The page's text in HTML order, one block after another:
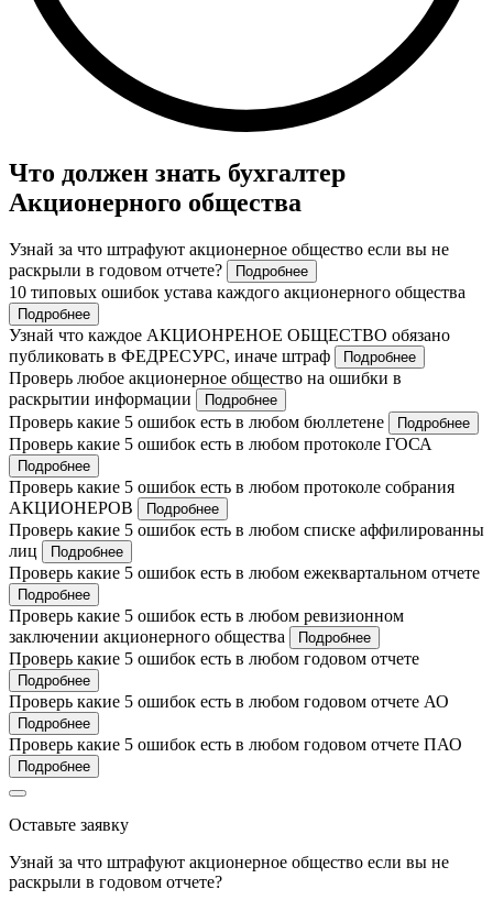
Что должен знать бухгалтер
Акционерного общества
Узнай за что штрафуют акционерное общество если вы не
раскрыли в годовом отчете?
Подробнее
10 типовых ошибок устава каждого акционерного общества
Подробнее
Узнай что каждое АКЦИОНРЕНОЕ ОБЩЕСТВО обязано
публиковать в ФЕДРЕСУРС, иначе штраф
Подробнее
Проверь любое акционерное общество на ошибки в
раскрытии информации
Подробнее
Проверь какие 5 ошибок есть в любом бюллетене Подробнее
Проверь какие 5 ошибок есть в любом протоколе ГОСА
Подробнее
Проверь какие 5 ошибок есть в любом протоколе собрания
АКЦИОНЕРОВ
Подробнее
Проверь какие 5 ошибок есть в любом списке аффилированны
лиц
Подробнее
Проверь какие 5 ошибок есть в любом ежеквартальном отчете
Подробнее
Проверь какие 5 ошибок есть в любом ревизионном
заключении акционерного общества
Подробнее
Проверь какие 5 ошибок есть в любом годовом отчете
Подробнее
Проверь какие 5 ошибок есть в любом годовом отчете АО
Подробнее
Проверь какие 5 ошибок есть в любом годовом отчете ПАО
Подробнее
Оставьте заявку
Узнай за что штрафуют акционерное общество если вы не
раскрыли в годовом отчете?